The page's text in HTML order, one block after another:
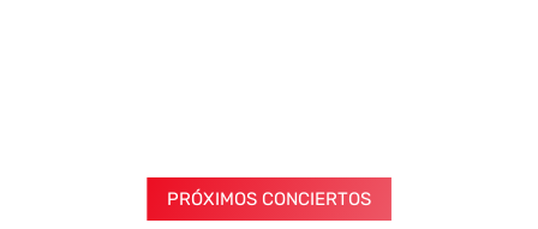
PRÓXIMOS CONCIERTOS